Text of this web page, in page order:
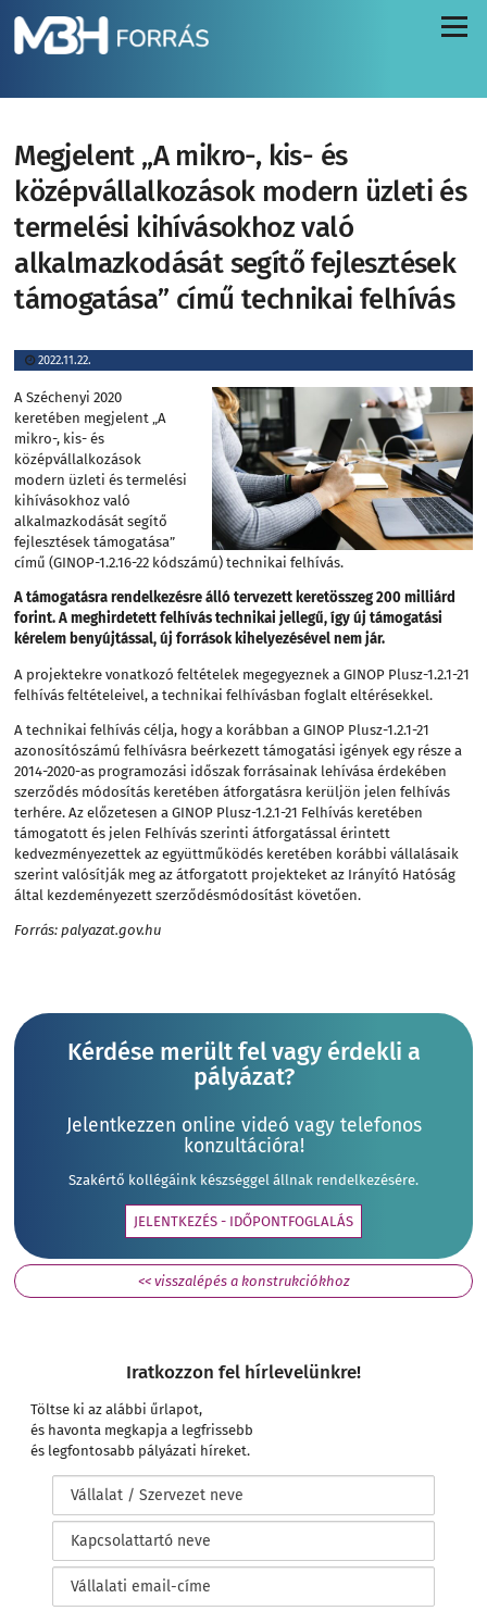
Menü
Megjelent „A mikro-, kis- és
középvállalkozások modern üzleti és
termelési kihívásokhoz való
alkalmazkodását segítő fejlesztések
támogatása” című technikai felhívás
2022.11.22.
A Széchenyi 2020
keretében megjelent „A
mikro-, kis- és
középvállalkozások
modern üzleti és termelési
kihívásokhoz való
alkalmazkodását segítő
fejlesztések támogatása”
című (GINOP-1.2.16-22 kódszámú) technikai felhívás.
A támogatásra rendelkezésre álló tervezett keretösszeg 200 milliárd
forint. A meghirdetett felhívás technikai jellegű, így új támogatási
kérelem benyújtással, új források kihelyezésével nem jár.
A projektekre vonatkozó feltételek megegyeznek a GINOP Plusz-1.2.1-21
felhívás feltételeivel, a technikai felhívásban foglalt eltérésekkel.
A technikai felhívás célja, hogy a korábban a GINOP Plusz-1.2.1-21
azonosítószámú felhívásra beérkezett támogatási igények egy része a
2014-2020-as programozási időszak forrásainak lehívása érdekében
szerződés módosítás keretében átforgatásra kerüljön jelen felhívás
terhére. Az előzetesen a GINOP Plusz-1.2.1-21 Felhívás keretében
támogatott és jelen Felhívás szerinti átforgatással érintett
kedvezményezettek az együttműködés keretében korábbi vállalásaik
szerint valósítják meg az átforgatott projekteket az Irányító Hatóság
által kezdeményezett szerződésmódosítást követően.
Forrás: palyazat.gov.hu
Kérdése merült fel vagy érdekli a
pályázat?
Jelentkezzen online videó vagy telefonos
konzultációra!
Szakértő kollégáink készséggel állnak rendelkezésére.
JELENTKEZÉS - IDŐPONTFOGLALÁS
<< visszalépés a konstrukciókhoz
Iratkozzon fel hírlevelünkre!
Töltse ki az alábbi űrlapot,
és havonta megkapja a legfrissebb
és legfontosabb pályázati híreket.